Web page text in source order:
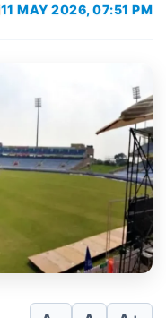
11 MAY 2026, 07:51 PM